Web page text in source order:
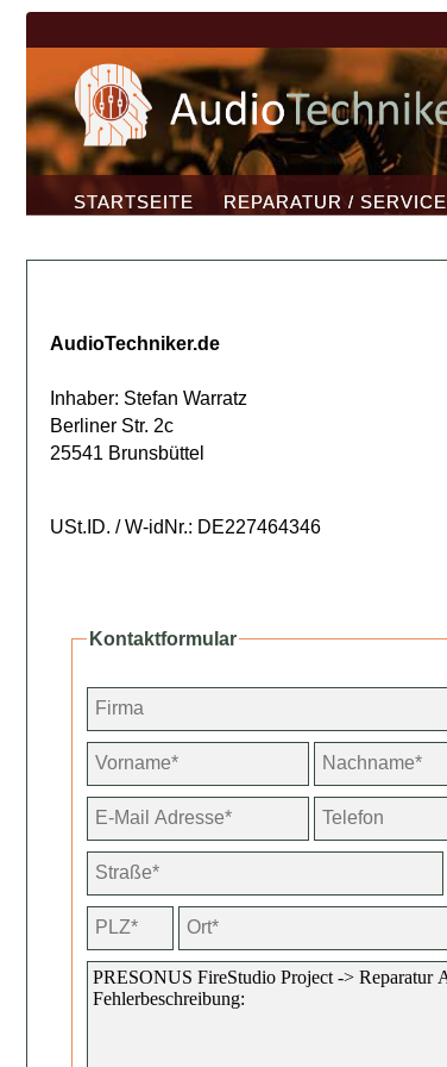
STARTSEITE REPARATUR / SERVICE
AudioTechniker.de
Inhaber: Stefan Warratz
Berliner Str. 2c
25541 Brunsbüttel
USt.ID. / W-idNr.: DE227464346
Kontaktformular